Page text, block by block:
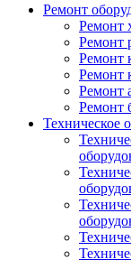
Ремонт
Ремонт
Ремонт
Ремонт
Ремонт
Ремонт
Ремонт
Техническое